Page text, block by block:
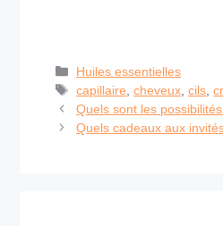
Catégories
Huiles essentielles
Étiquettes
capillaire ,cheveux ,cils ,
Quels sont les
Quels cadeaux aux